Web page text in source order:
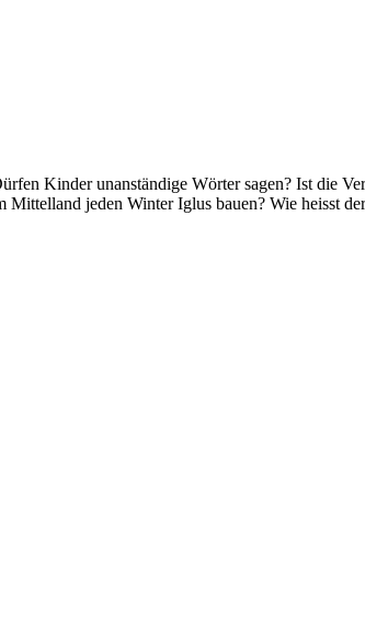
Kinder unanständige Wörter sagen? Ist die
jeden Winter Iglus bauen? Wie heisst